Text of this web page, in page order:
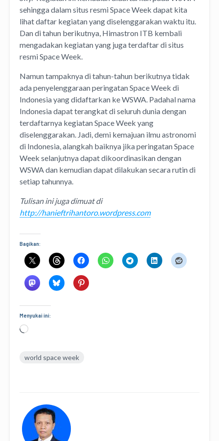
sehingga dalam situs resmi Space Week dapat kita
lihat daftar kegiatan yang diselenggarakan waktu itu.
Dan di tahun berikutnya, Himastron ITB kembali
mengadakan kegiatan yang juga terdaftar di situs
resmi Space Week.
Namun tampaknya di tahun-tahun berikutnya tidak
ada penyelenggaraan peringatan Space Week di
Indonesia yang didaftarkan ke WSWA. Padahal nama
Indonesia dapat terangkat di seluruh dunia dengan
terdaftarnya kegiatan Space Week yang
diselenggarakan. Jadi, demi kemajuan ilmu astronomi
di Indonesia, alangkah baiknya jika peringatan Space
Week selanjutnya dapat dikoordinasikan dengan
WSWA dan kemudian dapat dilakukan secara rutin di
setiap tahunnya.
Tulisan ini juga dimuat di
http://hanieftrihantoro.wordpress.com
Bagikan:
Menyukai ini:
Memuat...
world space week